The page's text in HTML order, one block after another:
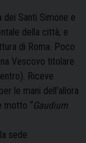
dei Santi Simone e
della città; e
di Roma. Poco
Vescovo titolare
Riceve
le mani dell’allora
motto “Gaudium
sede